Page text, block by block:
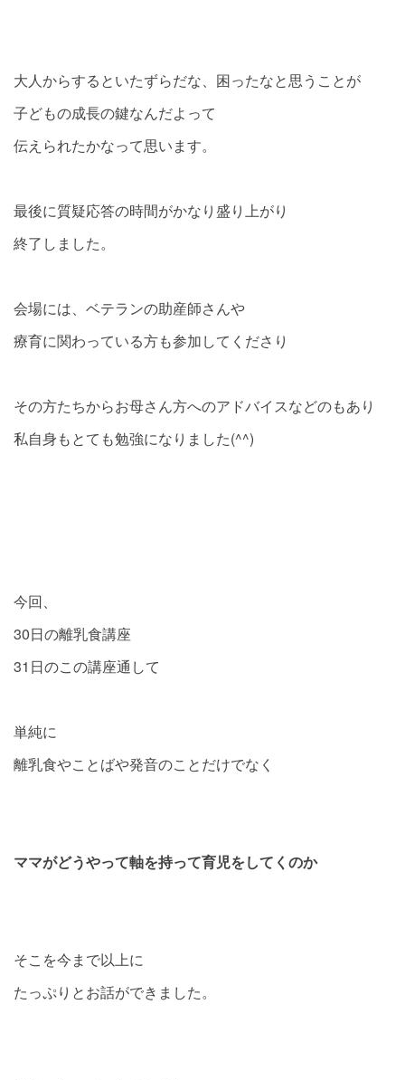
大人からするといたずらだな、困ったなと思うことが
子どもの成長の鍵なんだよって
伝えられたかなって思います。
最後に質疑応答の時間がかなり盛り上がり
終了しました。
会場には、ベテランの助産師さんや
療育に関わっている方も参加してくださり
その方たちからお母さん方へのアドバイスなどのもあり
私自身もとても勉強になりました(^^)
今回、
30日の離乳食講座
31日のこの講座通して
単純に
離乳食やことばや発音のことだけでなく
ママがどうやって軸を持って育児をしてくのか
そこを今まで以上に
たっぷりとお話ができました。